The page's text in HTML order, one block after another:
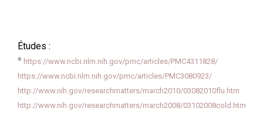
Études :
* https://www.ncbi.nlm.nih.gov/pmc/articles/PMC4311828/
https://www.ncbi.nlm.nih.gov/pmc/articles/PMC3080923/
http://www.nih.gov/researchmatters/march2010/03082010flu.htm
http://www.nih.gov/researchmatters/march2008/03102008cold.htm